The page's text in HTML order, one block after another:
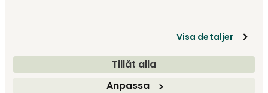
Visa detaljer
Tillåt alla
Anpassa